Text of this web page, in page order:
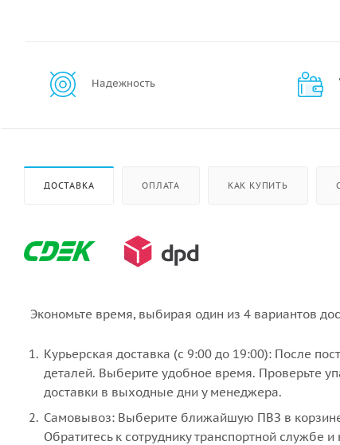
Надежность
ДОСТАВКА ОПЛАТА КАК КУПИТЬ
Экономьте время, выбирая один из 4 вариантов
Курьерская доставка (с 9:00 до 19:00): После
деталей. Выберите удобное время. Проверьте
доставки в выходные дни у менеджера.
Самовывоз: Выберите ближайшую ПВЗ в
Обратитесь к сотруднику транспортной службе